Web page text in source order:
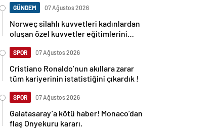
GÜNDEM 07 Ağustos 2026
Norweç silahlı kuvvetleri kadınlardan
oluşan özel kuvvetler eğitimlerini
SPOR 07 Ağustos 2026
Cristiano Ronaldo’nun akıllara zarar
tüm kariyerinin istatistiğini çıkardık !
SPOR 07 Ağustos 2026
Galatasaray’a kötü haber! Monaco’dan
flaş Onyekuru kararı.